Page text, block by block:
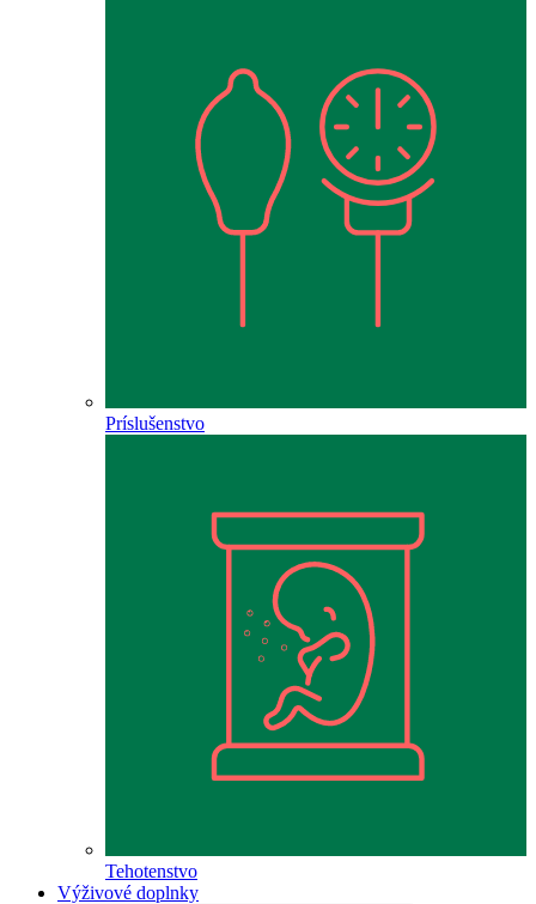
Príslušenstvo
Tehotenstvo
Výživové doplnky